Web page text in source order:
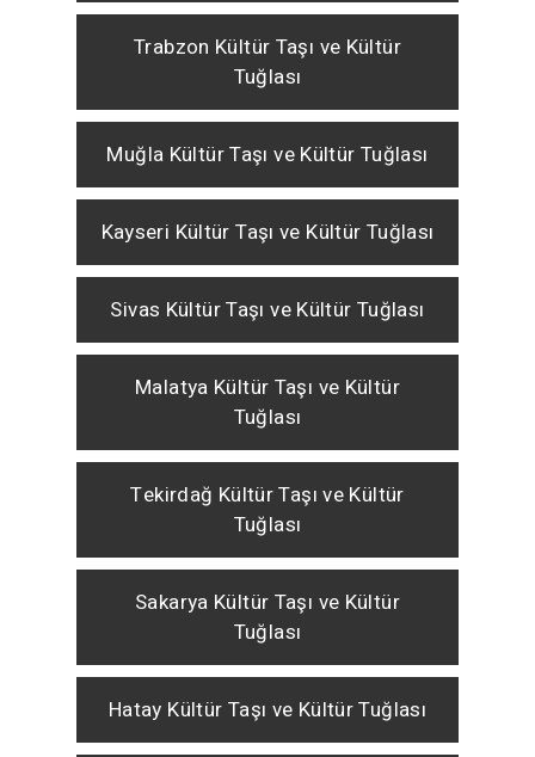
Trabzon Kültür Taşı ve Kültür
Tuğlası
Muğla Kültür Taşı ve Kültür Tuğlası
Kayseri Kültür Taşı ve Kültür Tuğlası
Sivas Kültür Taşı ve Kültür Tuğlası
Malatya Kültür Taşı ve Kültür
Tuğlası
Tekirdağ Kültür Taşı ve Kültür
Tuğlası
Sakarya Kültür Taşı ve Kültür
Tuğlası
Hatay Kültür Taşı ve Kültür Tuğlası